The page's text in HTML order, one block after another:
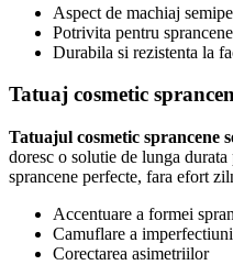
Aspect de machiaj
Potrivita pentru
Durabila si rezistenta la
Tatuaj cosmetic
Tatuajul cosmetic sprancene
doresc o solutie de lunga
sprancene perfecte, fara efort
Accentuare a formei
Camuflare a
Corectarea asimetriilor